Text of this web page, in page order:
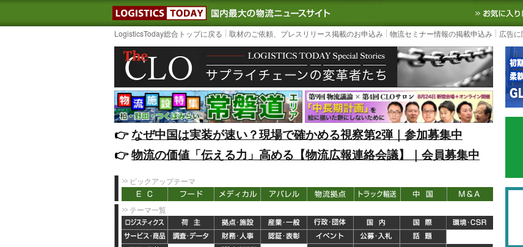
LOGISTICS TODAY｜国内最大の物流ニュースサイト3PL, SCMなど国内外の最新
LogisticsToday総合トップに戻る 取材のご依頼、プレスリリース掲載のお申込み 物流セミナー情報の掲載申込み 広告
👉️なぜ中国は実装が速い？現場で確かめる視察第2弾｜参加募集中
👉️物流の価値「伝える力」高める【物流広報連絡会議】｜会員募集中
ピックアップテーマ
テーマ一覧